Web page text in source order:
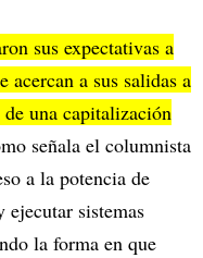
sus expectativas a
a sus salidas a
una capitalización
señala el columnista
a la potencia de
ejecutar sistemas
la forma en que